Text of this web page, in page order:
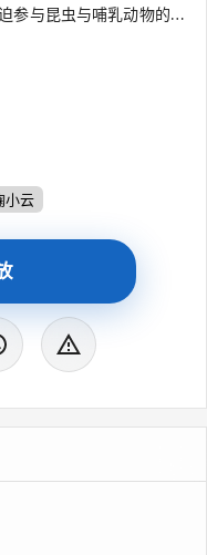
参与昆虫与哺乳动物的基
背后隐藏着巨大的阴谋，
了查明真相并阻止安少康
小云